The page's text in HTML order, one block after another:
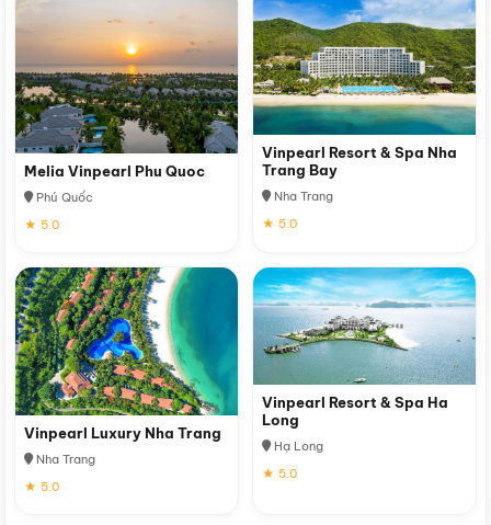
Melia Vinpearl Phu Quoc
Phú Quốc
★ 5.0
Vinpearl Resort & Spa Nha
Trang Bay
Nha Trang
★ 5.0
Vinpearl Luxury Nha Trang
Nha Trang
★ 5.0
Vinpearl Resort & Spa Ha
Long
Hạ Long
★ 5.0